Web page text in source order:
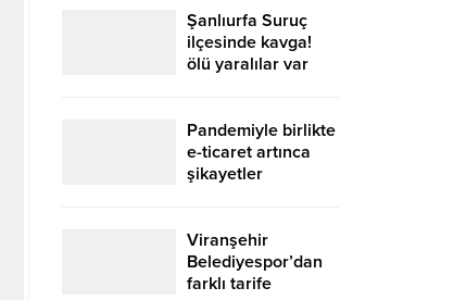
Şanlıurfa Suruç
ilçesinde kavga!
ölü yaralılar var
Pandemiyle birlikte
e-ticaret artınca
şikayetler
Viranşehir
Belediyespor’dan
farklı tarife